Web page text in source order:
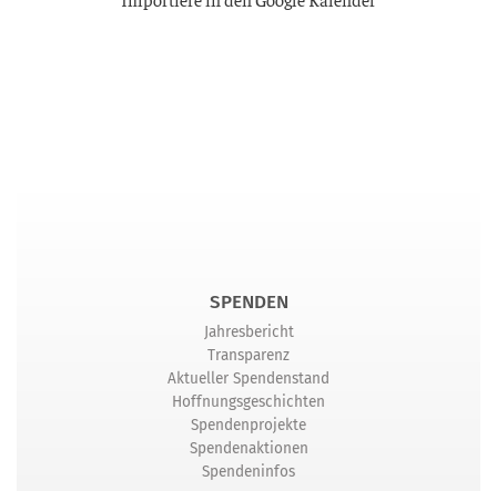
SPENDEN
Jahresbericht
Transparenz
Aktueller Spendenstand
Hoffnungsgeschichten
Spendenprojekte
Spendenaktionen
Spendeninfos